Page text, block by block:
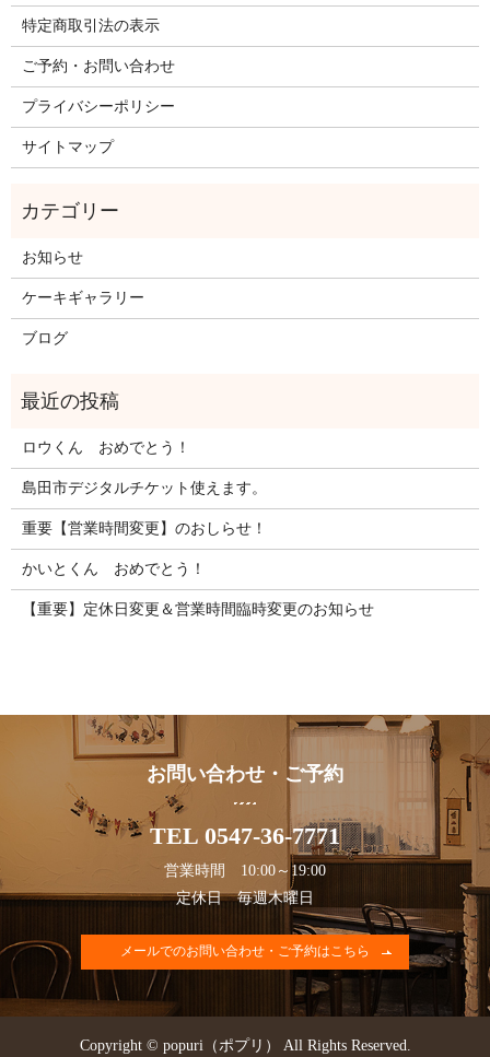
特定商取引法の表示
ご予約・お問い合わせ
プライバシーポリシー
サイトマップ
お知らせ
ケーキギャラリー
ブログ
ロウくん おめでとう！
島田市デジタルチケット使えます。
重要【営業時間変更】のおしらせ！
かいとくん おめでとう！
【重要】定休日変更＆営業時間臨時変更のお知らせ
お問い合わせ・ご予約
TEL 0547-36-7771
営業時間 10:00～19:00
定休日 毎週木曜日
メールでのお問い合わせ・ご予約はこちら
Copyright © popuri（ポプリ） All Rights Reserved.